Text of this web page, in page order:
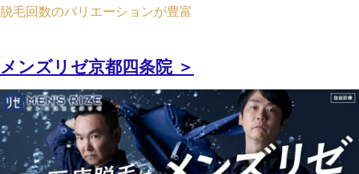
脱毛回数のバリエーションが豊富
メンズリゼ京都四条院 ＞